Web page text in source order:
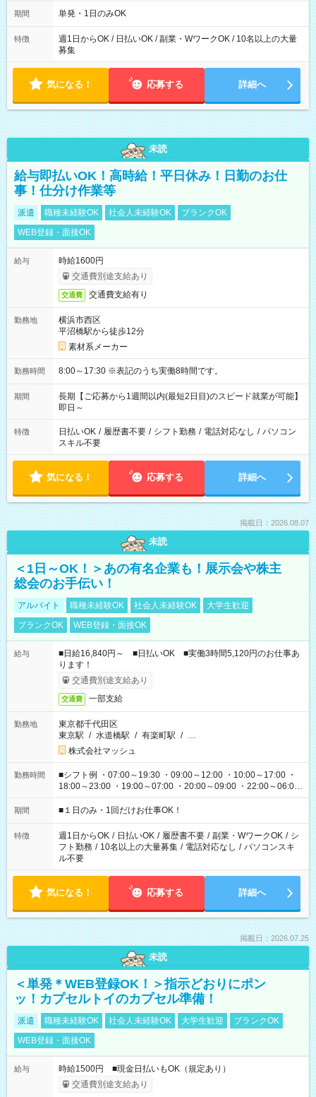
期間 単発・1日のみOK
特徴
週1日からOK / 日払いOK / 副業・WワークOK / 10名以上の大量
募集
気になる！ 応募する 詳細へ
未読
給与即払いOK！高時給！平日休み！日勤のお仕
事！仕分け作業等
派遣 職種未経験OK 社会人未経験OK
ブランクOK
WEB登録・面接OK
給与
時給1600円
交通費別途支給あり
交通費 交通費支給有り
勤務地
横浜市西区
平沼橋駅から徒歩12分
素材系メーカー
勤務時間 8:00～17:30 ※表記のうち実働8時間です。
期間
長期【ご応募から1週間以内(最短2日目)のスピード就業が可能】
即日～
特徴 日払いOK / 履歴書不要 / シフト勤務 / 電話対応なし / パソコン
スキル不要
気になる！ 応募する 詳細へ
掲載日：2026.08.07
未読
＜1日～OK！＞あの有名企業も！展示会や株主
総会のお手伝い！
アルバイト 職種未経験OK 社会人未経験OK
大学生歓迎
ブランクOK
WEB登録・面接OK
給与
■日給16,840円～ ■日払いOK ■実働3時間5,120円のお仕事あ
ります！
交通費別途支給あり
交通費 一部支給
勤務地
東京都千代田区
東京駅 / 水道橋駅 / 有楽町駅 / …
株式会社マッシュ
勤務時間
■シフト例 ・07:00～19:30 ・09:00～12:00 ・10:00～17:00 ・
18:00～23:00 ・19:00～07:00 ・20:00～09:00 ・22:00～06:00
etc ★最短で3時間で5,120円のお仕事から 15時間で2万円近く稼
げるお仕事も！ ご希望のお時間に合わせてご紹介！ ※シフトは
ください！
期間 ■１日のみ・1回だけお仕事OK！
特徴 週1日からOK / 日払いOK / 履歴書不要 / 副業・WワークOK / シ
フト勤務 / 10名以上の大量募集 / 電話対応なし / パソコンスキ
ル不要
気になる！ 応募する 詳細へ
掲載日：2026.07.25
未読
＜単発＊WEB登録OK！＞指示どおりにポン
ッ！カプセルトイのカプセル準備！
派遣 職種未経験OK 社会人未経験OK 大学生歓迎
ブランクOK
WEB登録・面接OK
給与
時給1500円 ■現金日払いもOK（規定あり）
交通費別途支給あり